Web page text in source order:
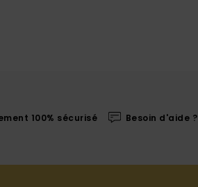
100% sécurisé Besoin d'aide ?